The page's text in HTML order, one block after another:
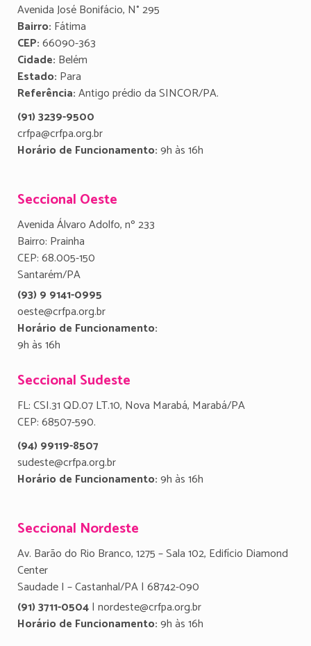
Avenida José Bonifácio, N° 295
Bairro: Fátima
CEP:66090-363
Cidade: Belém
Estado: Para
Referência:Antigo prédio da SINCOR/PA.
(91) 3239-9500
crfpa@crfpa.org.br
Horário de Funcionamento:9h às 16h
Seccional Oeste
Avenida Álvaro Adolfo, nº 233
Bairro: Prainha
CEP: 68.005-150
Santarém/PA
(93) 9 9141-0995
oeste@crfpa.org.br
Horário de Funcionamento:
9h às 16h
Seccional Sudeste
FL: CSI.31 QD.07 LT.10, Nova Marabá, Marabá/PA
CEP: 68507-590.
(94) 99119-8507
sudeste@crfpa.org.br
Horário de Funcionamento:9h às 16h
Seccional Nordeste
Av. Barão do Rio Branco, 1275 – Sala 102, Edifício Diamond
Center
Saudade I – Castanhal/PA | 68742-090
(91) 3711-0504| nordeste@crfpa.org.br
Horário de Funcionamento:9h às 16h